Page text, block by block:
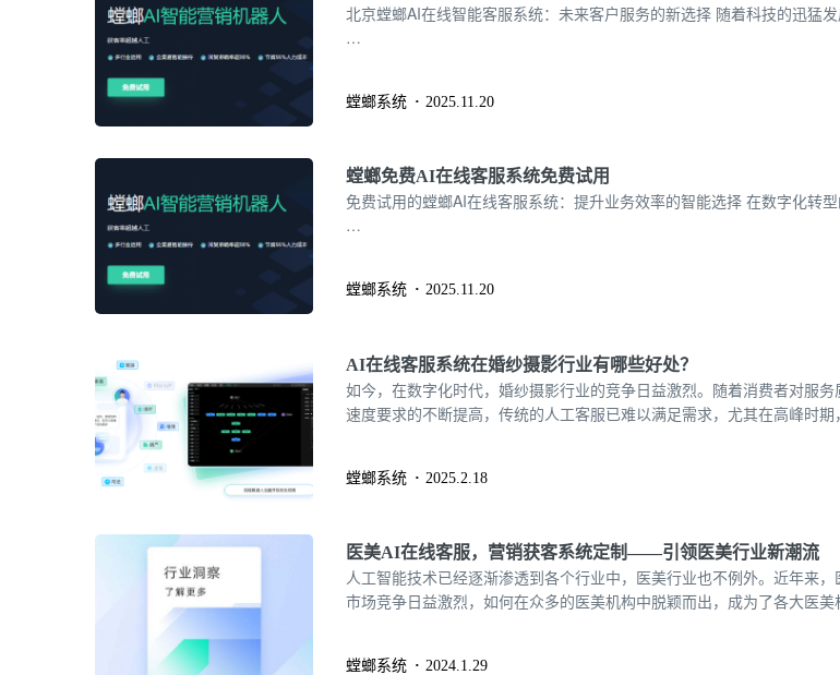
北京螳螂AI在线智能客服系统：未来客户服务的新选择 随着科技的迅猛
…
螳螂系统 2025.11.20
螳螂免费AI在线客服系统免费试用
免费试用的螳螂AI在线客服系统：提升业务效率的智能选择 在数字化转
…
螳螂系统 2025.11.20
AI在线客服系统在婚纱摄影行业有哪些好处？
如今，在数字化时代，婚纱摄影行业的竞争日益激烈。随着消费者对服务
速度要求的不断提高，传统的人工客服已难以满足需求，尤其在高峰时期
螳螂系统 2025.2.18
医美AI在线客服，营销获客系统定制——引领医美行业新潮流
人工智能技术已经逐渐渗透到各个行业中，医美行业也不例外。近年来，
市场竞争日益激烈，如何在众多的医美机构中脱颖而出，成为了各大医美
螳螂系统 2024.1.29